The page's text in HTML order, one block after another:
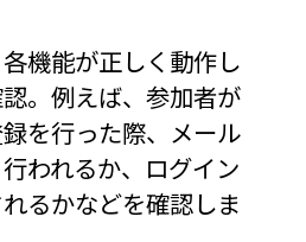
各機能が正しく動作し
。例えば、参加者が
を行った際、メール
われるか、ログイン
るかなどを確認しま